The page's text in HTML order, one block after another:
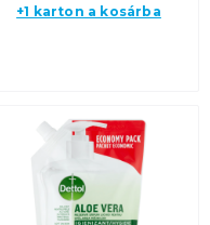
+1 karton a kosárba